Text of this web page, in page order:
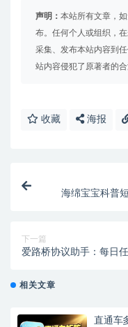
声明： 本站所有文章，
布。任何个人或组织，
采集、发布本站内容到
站内容侵犯了原著者的
收藏 海报
海绵宝宝科普
下一篇
爱路桥协议助手：每日
相关文章
直通车